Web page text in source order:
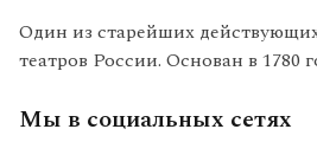
Один из старейших
театров России. Основан в 1780
Мы в социальных сетях